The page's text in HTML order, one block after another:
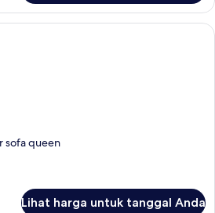
Suite Eolo | Seprai premium,
sofa queen
Lihat harga untuk tanggal Anda